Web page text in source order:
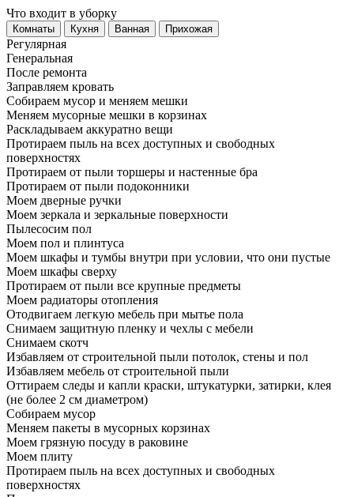
Что входит в уборку
Регу­лярная
Гене­ральная
После ремонта
Заправляем кровать
Собираем мусор и меняем мешки
Меняем мусорные мешки в корзинах
Раскладываем аккуратно вещи
Протираем пыль на всех доступных и свободных
поверхностях
Протираем от пыли торшеры и настенные бра
Протираем от пыли подоконники
Моем дверные ручки
Моем зеркала и зеркальные поверхности
Пылесосим пол
Моем пол и плинтуса
Моем шкафы и тумбы внутри при условии, что они пустые
Моем шкафы сверху
Протираем от пыли все крупные предметы
Моем радиаторы отопления
Отодвигаем легкую мебель при мытье пола
Снимаем защитную пленку и чехлы с мебели
Снимаем скотч
Избавляем от строительной пыли потолок, стены и пол
Избавляем мебель от строительной пыли
Оттираем следы и капли краски, штукатурки, затирки, клея
(не более 2 см диаметром)
Собираем мусор
Меняем пакеты в мусорных корзинах
Моем грязную посуду в раковине
Моем плиту
Протираем пыль на всех доступных и свободных
поверхностях